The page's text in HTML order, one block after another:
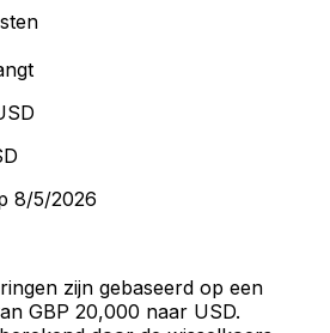
8/5/2026
zijn gebaseerd op een
GBP 20,000 naar USD.